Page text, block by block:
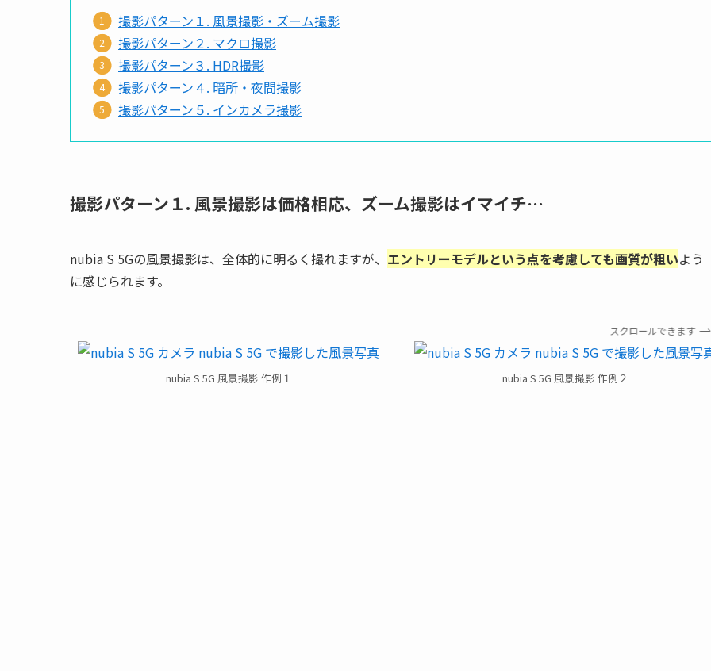
撮影パターン１. 風景撮影・ズーム撮影
撮影パターン２. マクロ撮影
撮影パターン３. HDR撮影
撮影パターン４. 暗所・夜間撮影
撮影パターン５. インカメラ撮影
撮影パターン１. 風景撮影は価格相応、ズーム撮影はイマイチ…
nubia S 5Gの風景撮影は、全体的に明るく撮れますが、 エントリーモデルという点を考慮しても画質が粗いよう
に感じられます。
スクロールできます
nubia S 5G 風景撮影 作例１ nubia S 5G 風景撮影 作例２